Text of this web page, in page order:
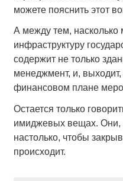
можете пояснить этот
А между тем,
инфраструктуру
содержит не только
менеджмент, и,
финансовом плане
Остается только
имиджевых вещах. Они,
настолько, чтобы
происходит.